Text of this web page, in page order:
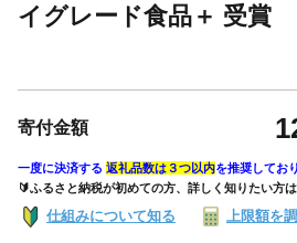
イグレード食品＋ 受賞
寄付金額
一度に決済する 返礼品数は３つ以内を推奨してお
🔰ふるさと納税が初めての方、詳しく知りたい方は
仕組みについて知る 上限額を